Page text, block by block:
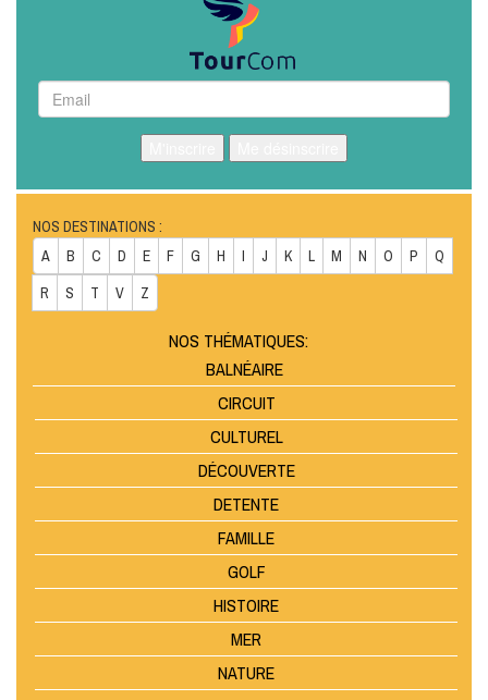
NOS DESTINATIONS :
A
B C D E F G H I J K L M N O P
Q
R
S T V Z
NOS THÉMATIQUES:
BALNÉAIRE
CIRCUIT
CULTUREL
DÉCOUVERTE
DETENTE
FAMILLE
GOLF
HISTOIRE
MER
NATURE